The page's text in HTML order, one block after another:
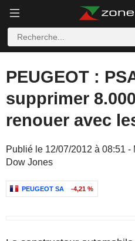
PEUGEOT :
supprimer
renouer avec
Publié le 12/07/2012 à 08:51
Dow Jones
PEUGEOT SA -4,21 %